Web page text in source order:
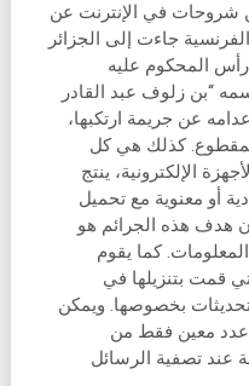
شروحات في الإنترنت عن
جاءت إلى الجزائر
المحكوم عليه
“بن زلوف عبد القادر
في 1842 حكم بإعدامه عن جريمة ارتكبها،
كذلك هي كل
الإلكترونية، ينتج
أو معنوية مع تحميل
هدف هذه الجرائم هو
كما يقوم
قمت بتنزيلها في
بخصوصها. ويمكن
معين فقط من
عند تصفية الرسائل